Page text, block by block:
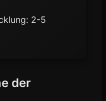
2-5
der